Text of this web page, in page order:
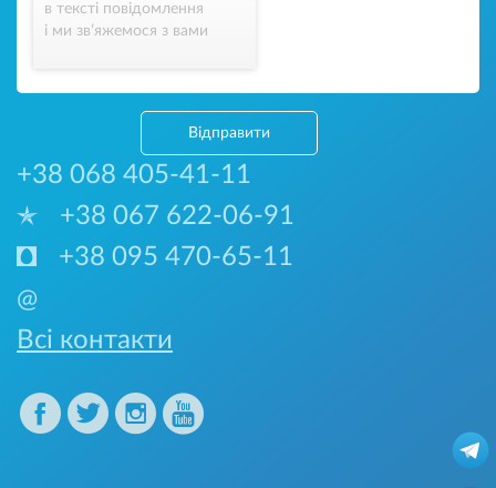
в тексті повідомлення
і ми зв’яжемося з вами
Відправити
+38 068 405-41-11
+38 067 622-06-91
+38 095 470-65-11
@
Всі контакти